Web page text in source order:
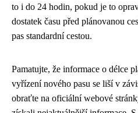
to i do 24 hodin, pokud je to
dostatek času před plánovanou
pas standardní cestou.
Pamatujte, že informace o délce
vyřízení nového pasu se liší v
obraťte na oficiální webové